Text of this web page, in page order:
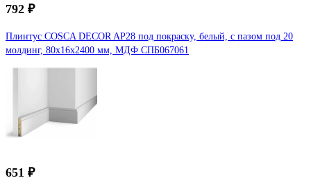
792 ₽
Плинтус COSCA DECOR AP28 под покраску, белый, с пазом под 20
молдинг, 80x16x2400 мм, МДФ СПБ067061
651 ₽